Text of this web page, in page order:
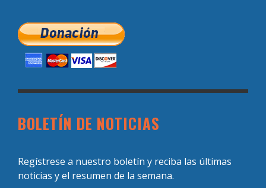
BOLETÍN DE NOTICIAS
Regístrese a nuestro boletín y reciba las últimas
noticias y el resumen de la semana.